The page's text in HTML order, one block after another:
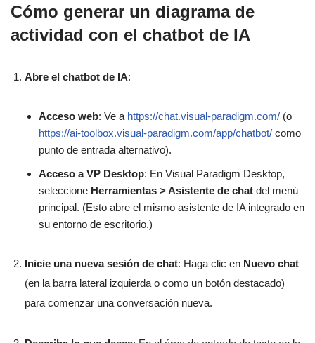
Cómo generar un diagrama de
actividad con el chatbot de IA
Abre el chatbot de IA:
Acceso web: Ve a https://chat.visual-paradigm.com/ (o
https://ai-toolbox.visual-paradigm.com/app/chatbot/ como
punto de entrada alternativo).
Acceso a VP Desktop: En Visual Paradigm Desktop,
seleccione Herramientas > Asistente de chat del menú
principal. (Esto abre el mismo asistente de IA integrado en
su entorno de escritorio.)
Inicie una nueva sesión de chat: Haga clic en Nuevo chat
(en la barra lateral izquierda o como un botón destacado)
para comenzar una conversación nueva.